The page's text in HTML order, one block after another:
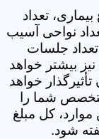
تعداد
نواحی آسیب
جلسات
بیشتر خواهد
خواهد
شما را
کل مبلغ
شود.